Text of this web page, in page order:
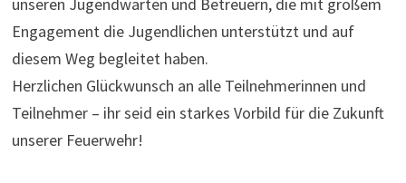
Engagement die Jugendlichen unterstützt und auf
diesem Weg begleitet haben.
Herzlichen Glückwunsch an alle Teilnehmerinnen und
Teilnehmer – ihr seid ein starkes Vorbild für die Zukunft
unserer Feuerwehr!